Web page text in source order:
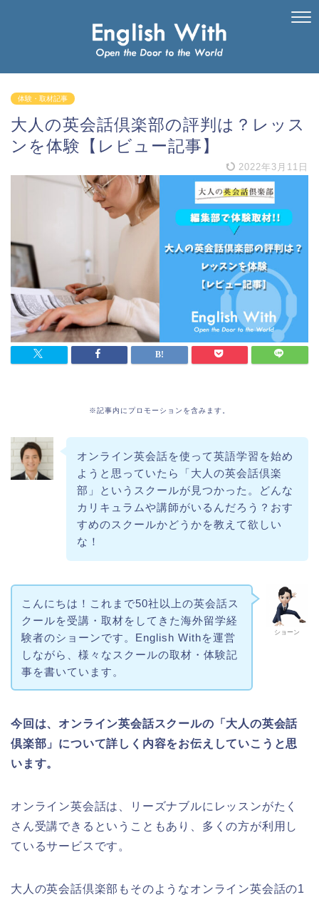
体験・取材記事
大人の英会話倶楽部の評判は？レッス
ンを体験【レビュー記事】
2022年3月11日
※記事内にプロモーションを含みます。
オンライン英会話を使って英語学習を始め
ようと思っていたら「大人の英会話倶楽
部」というスクールが見つかった。どんな
カリキュラムや講師がいるんだろう？おす
すめのスクールかどうかを教えて欲しい
な！
ショーン
こんにちは！これまで50社以上の英会話ス
クールを受講・取材をしてきた海外留学経
験者のショーンです。English Withを運営
しながら、様々なスクールの取材・体験記
事を書いています。
今回は、オンライン英会話スクールの「大人の英会話
倶楽部」について詳しく内容をお伝えしていこうと思
います。
オンライン英会話は、リーズナブルにレッスンがたく
さん受講できるということもあり、多くの方が利用し
ているサービスです。
大人の英会話倶楽部もそのようなオンライン英会話の1